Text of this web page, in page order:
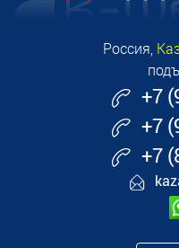
Россия,
+7
+7
+7